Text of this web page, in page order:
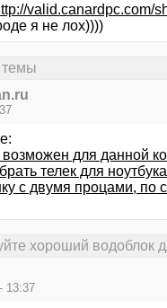
valid.canardpc.com/
я не лох))))
возможен для данной
телек для ноутбука
с двумя процами, по
хороший водоблок
13:37